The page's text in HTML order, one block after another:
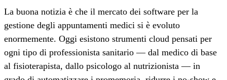
La buona notizia è che il mercato dei software per la
gestione degli appuntamenti medici si è evoluto
enormemente. Oggi esistono strumenti cloud pensati per
ogni tipo di professionista sanitario — dal medico di base
al fisioterapista, dallo psicologo al nutrizionista — in